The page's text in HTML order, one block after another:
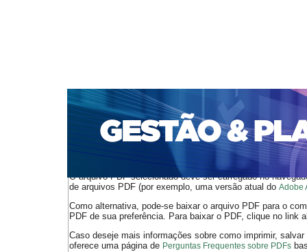
CAPA SOBRE ACESSO CADASTRO
PORTAL DE REVISTAS DA UNIFACS
SUBMISSÕES
PARA SUBMISSÃO DE ARTIGOS
TUTORIAL PARA
Capa v. 22, jan./dez. 2021>
O arquivo PDF selecionado deve ser carregado no
de arquivos PDF (por exemplo, uma versão atual do Adobe
Como alternativa, pode-se baixar o arquivo PDF para o
PDF de sua preferência. Para baixar o PDF, clique no link
Caso deseje mais informações sobre como imprimir,
oferece uma página de Perguntas Frequentes sobre PDFs